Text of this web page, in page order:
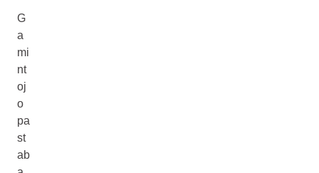
G
a
mi
nt
oj
o
pa
st
ab